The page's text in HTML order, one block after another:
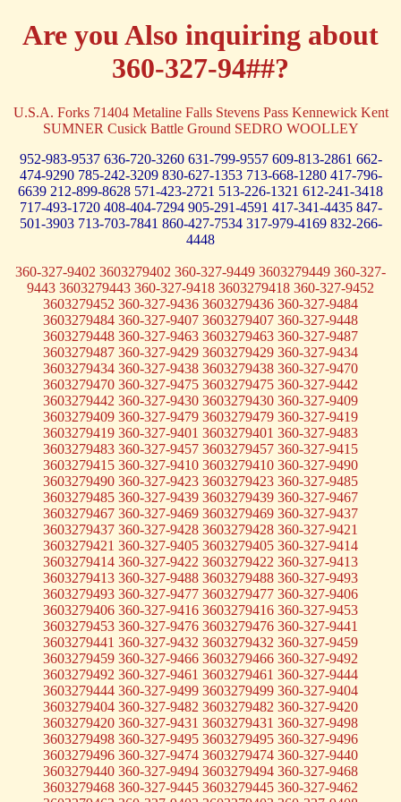
Are you Also inquiring about
360-327-94##?
U.S.A. Forks 71404 Metaline Falls Stevens Pass Kennewick Kent
SUMNER Cusick Battle Ground SEDRO WOOLLEY
952-983-9537 636-720-3260 631-799-9557 609-813-2861 662-
474-9290 785-242-3209 830-627-1353 713-668-1280 417-796-
6639 212-899-8628 571-423-2721 513-226-1321 612-241-3418
717-493-1720 408-404-7294 905-291-4591 417-341-4435 847-
501-3903 713-703-7841 860-427-7534 317-979-4169 832-266-
4448
360-327-9402 3603279402 360-327-9449 3603279449 360-327-
9443 3603279443 360-327-9418 3603279418 360-327-9452
3603279452 360-327-9436 3603279436 360-327-9484
3603279484 360-327-9407 3603279407 360-327-9448
3603279448 360-327-9463 3603279463 360-327-9487
3603279487 360-327-9429 3603279429 360-327-9434
3603279434 360-327-9438 3603279438 360-327-9470
3603279470 360-327-9475 3603279475 360-327-9442
3603279442 360-327-9430 3603279430 360-327-9409
3603279409 360-327-9479 3603279479 360-327-9419
3603279419 360-327-9401 3603279401 360-327-9483
3603279483 360-327-9457 3603279457 360-327-9415
3603279415 360-327-9410 3603279410 360-327-9490
3603279490 360-327-9423 3603279423 360-327-9485
3603279485 360-327-9439 3603279439 360-327-9467
3603279467 360-327-9469 3603279469 360-327-9437
3603279437 360-327-9428 3603279428 360-327-9421
3603279421 360-327-9405 3603279405 360-327-9414
3603279414 360-327-9422 3603279422 360-327-9413
3603279413 360-327-9488 3603279488 360-327-9493
3603279493 360-327-9477 3603279477 360-327-9406
3603279406 360-327-9416 3603279416 360-327-9453
3603279453 360-327-9476 3603279476 360-327-9441
3603279441 360-327-9432 3603279432 360-327-9459
3603279459 360-327-9466 3603279466 360-327-9492
3603279492 360-327-9461 3603279461 360-327-9444
3603279444 360-327-9499 3603279499 360-327-9404
3603279404 360-327-9482 3603279482 360-327-9420
3603279420 360-327-9431 3603279431 360-327-9498
3603279498 360-327-9495 3603279495 360-327-9496
3603279496 360-327-9474 3603279474 360-327-9440
3603279440 360-327-9494 3603279494 360-327-9468
3603279468 360-327-9445 3603279445 360-327-9462